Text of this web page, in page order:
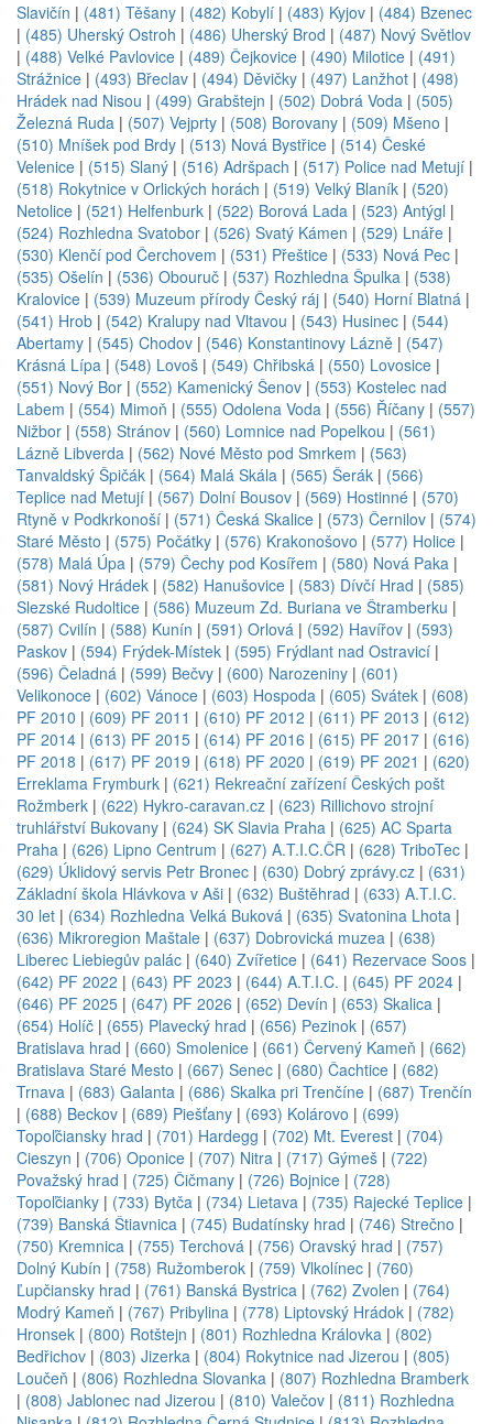
Slavičín | (481) Těšany | (482) Kobylí | (483) Kyjov | (484) Bzenec
| (485) Uherský Ostroh | (486) Uherský Brod | (487) Nový Světlov
| (488) Velké Pavlovice | (489) Čejkovice | (490) Milotice | (491)
Strážnice | (493) Břeclav | (494) Děvičky | (497) Lanžhot | (498)
Hrádek nad Nisou | (499) Grabštejn | (502) Dobrá Voda | (505)
Železná Ruda | (507) Vejprty | (508) Borovany | (509) Mšeno |
(510) Mníšek pod Brdy | (513) Nová Bystřice | (514) České
Velenice | (515) Slaný | (516) Adršpach | (517) Police nad Metují |
(518) Rokytnice v Orlických horách | (519) Velký Blaník | (520)
Netolice | (521) Helfenburk | (522) Borová Lada | (523) Antýgl |
(524) Rozhledna Svatobor | (526) Svatý Kámen | (529) Lnáře |
(530) Klenčí pod Čerchovem | (531) Přeštice | (533) Nová Pec |
(535) Ošelín | (536) Obouruč | (537) Rozhledna Špulka | (538)
Kralovice | (539) Muzeum přírody Český ráj | (540) Horní Blatná |
(541) Hrob | (542) Kralupy nad Vltavou | (543) Husinec | (544)
Abertamy | (545) Chodov | (546) Konstantinovy Lázně | (547)
Krásná Lípa | (548) Lovoš | (549) Chřibská | (550) Lovosice |
(551) Nový Bor | (552) Kamenický Šenov | (553) Kostelec nad
Labem | (554) Mimoň | (555) Odolena Voda | (556) Říčany | (557)
Nižbor | (558) Stránov | (560) Lomnice nad Popelkou | (561)
Lázně Libverda | (562) Nové Město pod Smrkem | (563)
Tanvaldský Špičák | (564) Malá Skála | (565) Šerák | (566)
Teplice nad Metují | (567) Dolní Bousov | (569) Hostinné | (570)
Rtyně v Podkrkonoší | (571) Česká Skalice | (573) Černilov | (574)
Staré Město | (575) Počátky | (576) Krakonošovo | (577) Holice |
(578) Malá Úpa | (579) Čechy pod Kosířem | (580) Nová Paka |
(581) Nový Hrádek | (582) Hanušovice | (583) Dívčí Hrad | (585)
Slezské Rudoltice | (586) Muzeum Zd. Buriana ve Štramberku |
(587) Cvilín | (588) Kunín | (591) Orlová | (592) Havířov | (593)
Paskov | (594) Frýdek-Místek | (595) Frýdlant nad Ostravicí |
(596) Čeladná | (599) Bečvy | (600) Narozeniny | (601)
Velikonoce | (602) Vánoce | (603) Hospoda | (605) Svátek | (608)
PF 2010 | (609) PF 2011 | (610) PF 2012 | (611) PF 2013 | (612)
PF 2014 | (613) PF 2015 | (614) PF 2016 | (615) PF 2017 | (616)
PF 2018 | (617) PF 2019 | (618) PF 2020 | (619) PF 2021 | (620)
Erreklama Frymburk | (621) Rekreační zařízení Českých pošt
Rožmberk | (622) Hykro-caravan.cz | (623) Rillichovo strojní
truhlářství Bukovany | (624) SK Slavia Praha | (625) AC Sparta
Praha | (626) Lipno Centrum | (627) A.T.I.C.ČR | (628) TriboTec |
(629) Úklidový servis Petr Bronec | (630) Dobrý zprávy.cz | (631)
Základní škola Hlávkova v Aši | (632) Buštěhrad | (633) A.T.I.C.
30 let | (634) Rozhledna Velká Buková | (635) Svatonina Lhota |
(636) Mikroregion Maštale | (637) Dobrovická muzea | (638)
Liberec Liebiegův palác | (640) Zvířetice | (641) Rezervace Soos |
(642) PF 2022 | (643) PF 2023 | (644) A.T.I.C. | (645) PF 2024 |
(646) PF 2025 | (647) PF 2026 | (652) Devín | (653) Skalica |
(654) Holíč | (655) Plavecký hrad | (656) Pezinok | (657)
Bratislava hrad | (660) Smolenice | (661) Červený Kameň | (662)
Bratislava Staré Mesto | (667) Senec | (680) Čachtice | (682)
Trnava | (683) Galanta | (686) Skalka pri Trenčíne | (687) Trenčín
| (688) Beckov | (689) Piešťany | (693) Kolárovo | (699)
Topoľčiansky hrad | (701) Hardegg | (702) Mt. Everest | (704)
Cieszyn | (706) Oponice | (707) Nitra | (717) Gýmeš | (722)
Považský hrad | (725) Čičmany | (726) Bojnice | (728)
Topoľčianky | (733) Bytča | (734) Lietava | (735) Rajecké Teplice |
(739) Banská Štiavnica | (745) Budatínsky hrad | (746) Strečno |
(750) Kremnica | (755) Terchová | (756) Oravský hrad | (757)
Dolný Kubín | (758) Ružomberok | (759) Vlkolínec | (760)
Ľupčiansky hrad | (761) Banská Bystrica | (762) Zvolen | (764)
Modrý Kameň | (767) Pribylina | (778) Liptovský Hrádok | (782)
Hronsek | (800) Rotštejn | (801) Rozhledna Královka | (802)
Bedřichov | (803) Jizerka | (804) Rokytnice nad Jizerou | (805)
Loučeň | (806) Rozhledna Slovanka | (807) Rozhledna Bramberk
| (808) Jablonec nad Jizerou | (810) Valečov | (811) Rozhledna